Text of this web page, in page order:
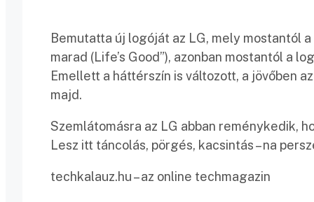
Bemutatta új logóját az LG, mely mostantól
marad (Life’s Good”), azonban mostantól a
Emellett a háttérszín is változott, a jövőben
majd.
Szemlátomásra az LG abban reménykedik,
Lesz itt táncolás, pörgés, kacsintás – na
techkalauz.hu – az online techmagazin